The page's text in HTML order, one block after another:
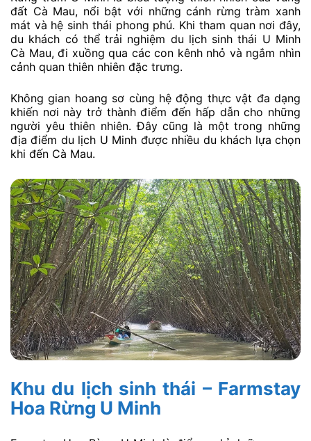
đất Cà Mau, nổi bật với những cánh rừng tràm xanh
mát và hệ sinh thái phong phú. Khi tham quan nơi đây,
du khách có thể trải nghiệm du lịch sinh thái U Minh
Cà Mau, đi xuồng qua các con kênh nhỏ và ngắm nhìn
cảnh quan thiên nhiên đặc trưng.
Không gian hoang sơ cùng hệ động thực vật đa dạng
khiến nơi này trở thành điểm đến hấp dẫn cho những
người yêu thiên nhiên. Đây cũng là một trong những
địa điểm du lịch U Minh được nhiều du khách lựa chọn
khi đến Cà Mau.
Khu du lịch sinh thái – Farmstay
Hoa Rừng U Minh